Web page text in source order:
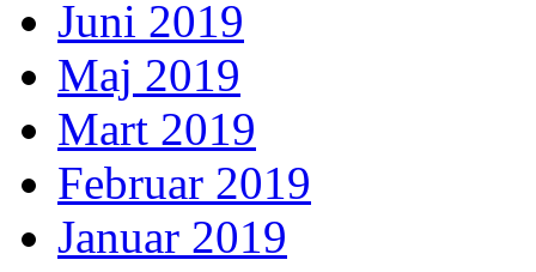
Juni 2019
Maj 2019
Mart 2019
Februar 2019
Januar 2019